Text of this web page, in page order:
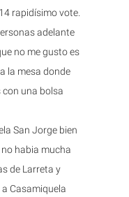
rapidísimo vote.
adelante
no me gusto es
la mesa donde
una bolsa
San Jorge bien
habia mucha
de Larreta y
Casamiquela